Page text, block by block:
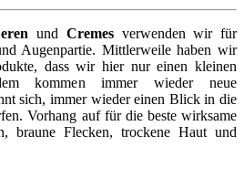
und Cremesverwenden wir für
Augenpartie. Mittlerweile haben wir
dass wir hier nur einen kleinen
kommen immer wieder neue
sich, immer wieder einen Blick in die
Vorhang auf für die beste wirksame
braune Flecken, trockene Haut und